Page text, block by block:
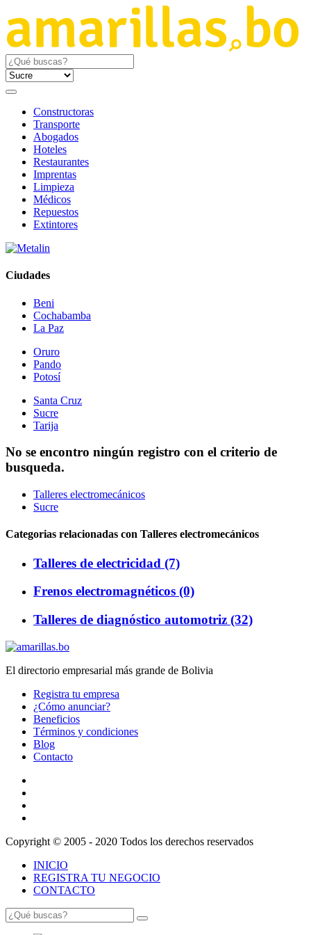
Constructoras
Transporte
Abogados
Hoteles
Restaurantes
Imprentas
Limpieza
Médicos
Repuestos
Extintores
Ciudades
Beni
Cochabamba
La Paz
Oruro
Pando
Potosí
Santa Cruz
Sucre
Tarija
No se encontro ningún registro con el criterio de
busqueda.
Talleres electromecánicos
Sucre
Categorias relacionadas con Talleres electromecánicos
Talleres de electricidad (7)
Frenos electromagnéticos (0)
Talleres de diagnóstico automotriz (32)
El directorio empresarial más grande de Bolivia
Registra tu empresa
¿Cómo anunciar?
Beneficios
Términos y condiciones
Blog
Contacto
Copyright © 2005 - 2020 Todos los derechos reservados
INICIO
REGISTRA TU NEGOCIO
CONTACTO